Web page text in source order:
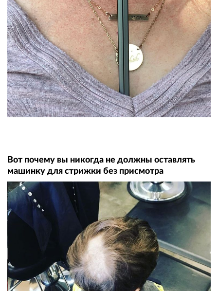
Вот почему вы никогда не должны оставлять
машинку для стрижки без присмотра